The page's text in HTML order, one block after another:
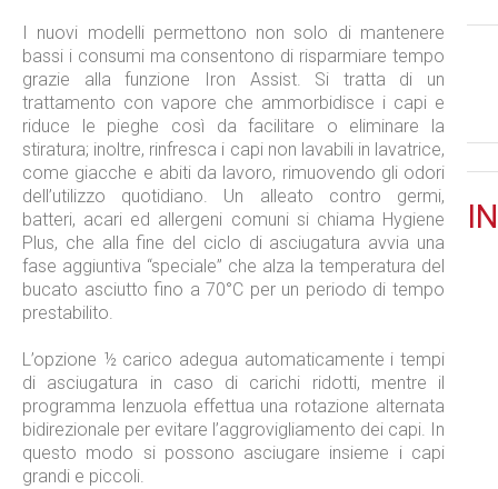
I nuovi modelli permettono non solo di mantenere
bassi i consumi ma consentono di risparmiare tempo
grazie alla funzione Iron Assist. Si tratta di un
trattamento con vapore che ammorbidisce i capi e
riduce le pieghe così da facilitare o eliminare la
stiratura; inoltre, rinfresca i capi non lavabili in lavatrice,
come giacche e abiti da lavoro, rimuovendo gli odori
dell’utilizzo quotidiano. Un alleato contro germi,
batteri, acari ed allergeni comuni si chiama Hygiene
Plus, che alla fine del ciclo di asciugatura avvia una
fase aggiuntiva “speciale” che alza la temperatura del
bucato asciutto fino a 70°C per un periodo di tempo
prestabilito.
L’opzione ½ carico adegua automaticamente i tempi
di asciugatura in caso di carichi ridotti, mentre il
programma lenzuola effettua una rotazione alternata
bidirezionale per evitare l’aggrovigliamento dei capi. In
questo modo si possono asciugare insieme i capi
grandi e piccoli.
IN